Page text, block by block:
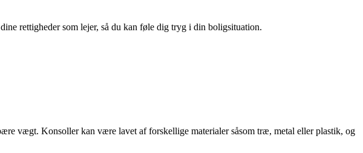
rettigheder som lejer, så du kan føle dig tryg i din boligsituation.
vægt. Konsoller kan være lavet af forskellige materialer såsom træ, metal eller plastik, og